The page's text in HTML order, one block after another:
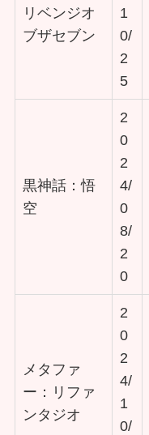
リベンジオ
ブザセブン
1
0/
2
5
黒神話：悟
空
2
0
2
4/
0
8/
2
0
メタファ
ー：リファ
ンタジオ
2
0
2
4/
1
0/